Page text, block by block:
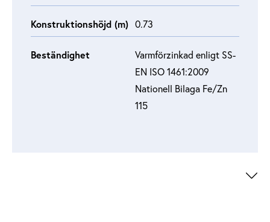
Konstruktionshöjd (m) 0.73
Beständighet
Varmförzinkad enligt SS-
EN ISO 1461:2009
Nationell Bilaga Fe/Zn
115
+